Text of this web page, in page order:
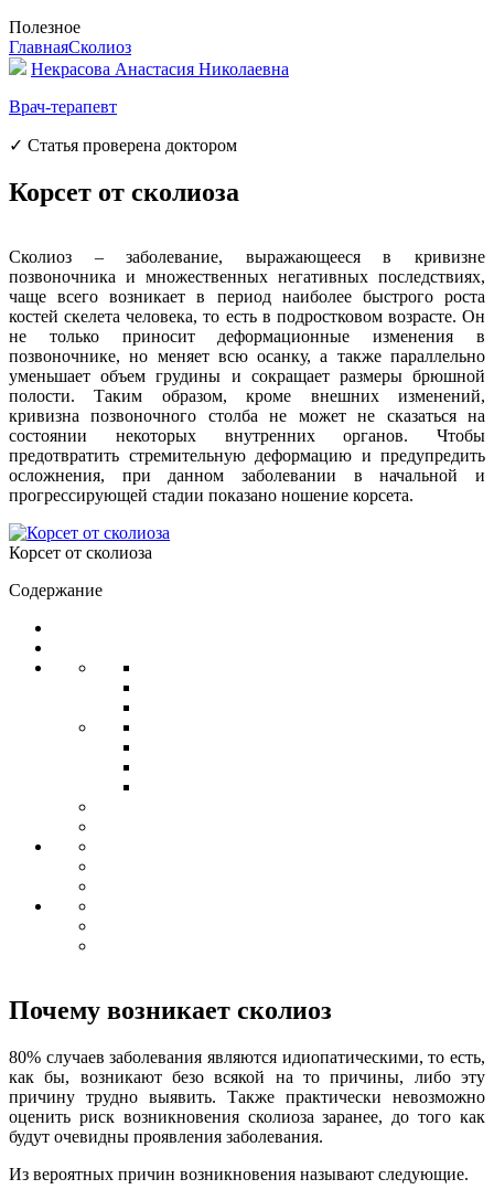
Полезное
ГлавнаяСколиоз
Некрасова Анастасия Николаевна
Врач-терапевт
✓ Статья проверена доктором
Корсет от сколиоза
Сколиоз – заболевание, выражающееся в кривизне
позвоночника и множественных негативных последствиях,
чаще всего возникает в период наиболее быстрого роста
костей скелета человека, то есть в подростковом возрасте. Он
не только приносит деформационные изменения в
позвоночнике, но меняет всю осанку, а также параллельно
уменьшает объем грудины и сокращает размеры брюшной
полости. Таким образом, кроме внешних изменений,
кривизна позвоночного столба не может не сказаться на
состоянии некоторых внутренних органов. Чтобы
предотвратить стремительную деформацию и предупредить
осложнения, при данном заболевании в начальной и
прогрессирующей стадии показано ношение корсета.
Корсет от сколиоза
Содержание
Почему возникает сколиоз
80% случаев заболевания являются идиопатическими, то есть,
как бы, возникают безо всякой на то причины, либо эту
причину трудно выявить. Также практически невозможно
оценить риск возникновения сколиоза заранее, до того как
будут очевидны проявления заболевания.
Из вероятных причин возникновения называют следующие.